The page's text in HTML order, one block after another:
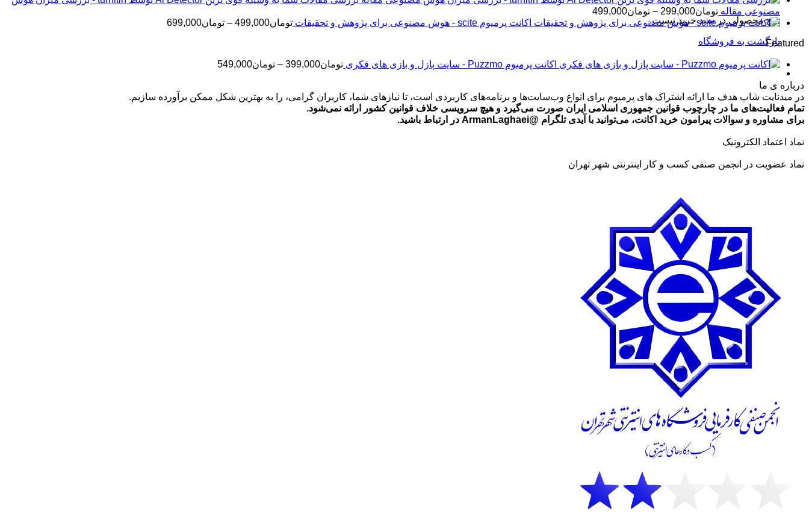
هیچ محصولی در سبد خرید نیست.
بازگشت به فروشگاه
تومان399,000
تا
مصنوعی مقاله تومان299,000
– تومان499,000محدوده
قیمت:
اکانت پرمیوم scite - هوش مصنوعی برای پژوهش و تحقیقات تومان499,000
– تومان699,000محدوده
Featured
اکانت پرمیوم Puzzmo - سایت پازل و بازی های فکری تومان399,000
– تومان549,000
تا
درباره ی ما
در میدنایت شاپ هدف ما ارائه اشتراک های پرمیوم برای انواع وب‌سایت‌ها و برنامه‌های کاربردی است، تا نیازهای شما، کاربران گرامی، را به بهترین شکل ممکن برآورده سازیم.
تمام فعالیت‌های ما در چارچوب قوانین جمهوری اسلامی ایران صورت می‌گیرد و هیچ سرویسی خلاف قوانین کشور ارائه نمی‌شود.
برای مشاوره و سوالات پیرامون خرید اکانت، می‌توانید با آیدی تلگرام @ArmanLaghaei در ارتباط باشید.
نماد اعتماد الکترونیک
نماد عضویت در انجمن صنفی کسب و کار اینترنتی شهر تهران